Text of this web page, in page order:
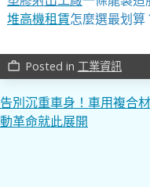
堆高機租賃怎麼選最划算
work_outline Posted in 工業資訊
文
章
告別沉重車身！車用複合
動革命就此展開